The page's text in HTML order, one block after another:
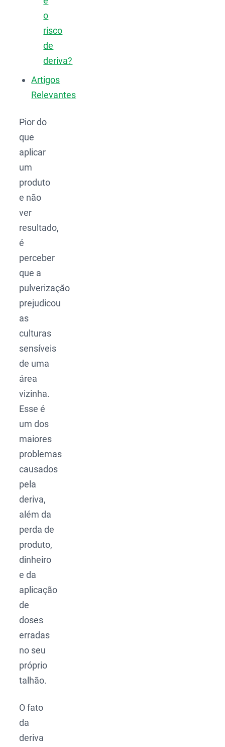
o
risco
de
deriva?
Artigos
Relevantes
Pior do
que
aplicar
um
produto
e não
ver
resultado,
é
perceber
que a
pulverização
prejudicou
as
culturas
sensíveis
de uma
área
vizinha.
Esse é
um dos
maiores
problemas
causados
pela
deriva,
além da
perda de
produto,
dinheiro
e da
aplicação
de
doses
erradas
no seu
próprio
talhão.
O fato
da
deriva